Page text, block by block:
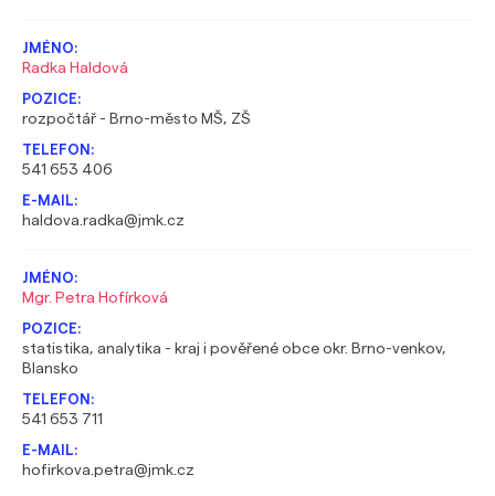
Radka Haldová
rozpočtář - Brno-město MŠ, ZŠ
541 653 406
haldova.radka@jmk.cz
Mgr. Petra Hofírková
statistika, analytika - kraj i pověřené obce okr. Brno-venkov,
Blansko
541 653 711
hofirkova.petra@jmk.cz